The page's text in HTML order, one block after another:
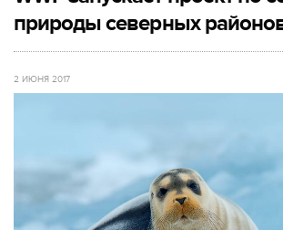
природы северных
2 ИЮНЯ 2017